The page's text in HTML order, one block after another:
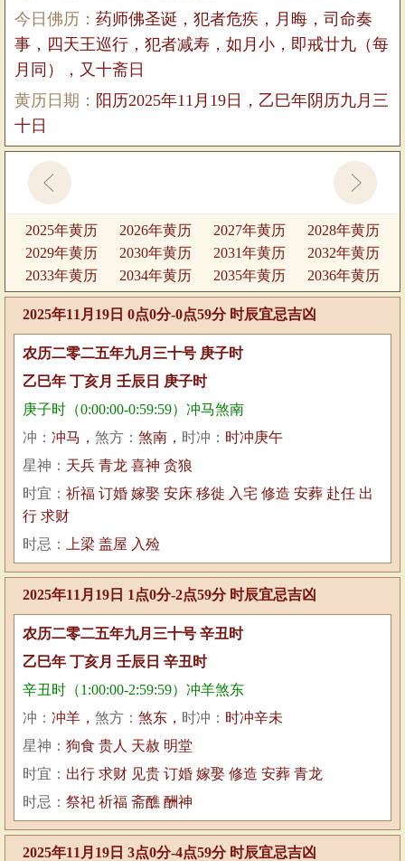
今日佛历： 药师佛圣诞，犯者危疾，月晦，司命奏
事，四天王巡行，犯者减寿，如月小，即戒廿九（每
月同），又十斋日
黄历日期： 阳历2025年11月19日，乙巳年阴历九月三
十日
2025年黄历 2026年黄历 2027年黄历
2028年黄历
2029年黄历
2030年黄历 2031年黄历
2032年黄历
2033年黄历
2034年黄历 2035年黄历 2036年黄历
2025年11月19日 0点0分-0点59分 时辰宜忌吉凶
农历二零二五年九月三十号 庚子时
乙巳年 丁亥月 壬辰日 庚子时
庚子时（0:00:00-0:59:59）冲马煞南
冲： 冲马， 煞方： 煞南， 时冲： 时冲庚午
星神： 天兵 青龙 喜神 贪狼
时宜： 祈福 订婚 嫁娶 安床 移徙 入宅 修造 安葬 赴任 出
行 求财
时忌：
上梁 盖屋 入殓
2025年11月19日 1点0分-2点59分 时辰宜忌吉凶
农历二零二五年九月三十号 辛丑时
乙巳年 丁亥月 壬辰日 辛丑时
辛丑时（1:00:00-2:59:59）冲羊煞东
冲： 冲羊， 煞方： 煞东， 时冲： 时冲辛未
星神： 狗食 贵人 天赦 明堂
时宜： 出行 求财 见贵 订婚 嫁娶 修造 安葬 青龙
时忌： 祭祀 祈福 斋醮 酬神
2025年11月19日 3点0分-4点59分 时辰宜忌吉凶